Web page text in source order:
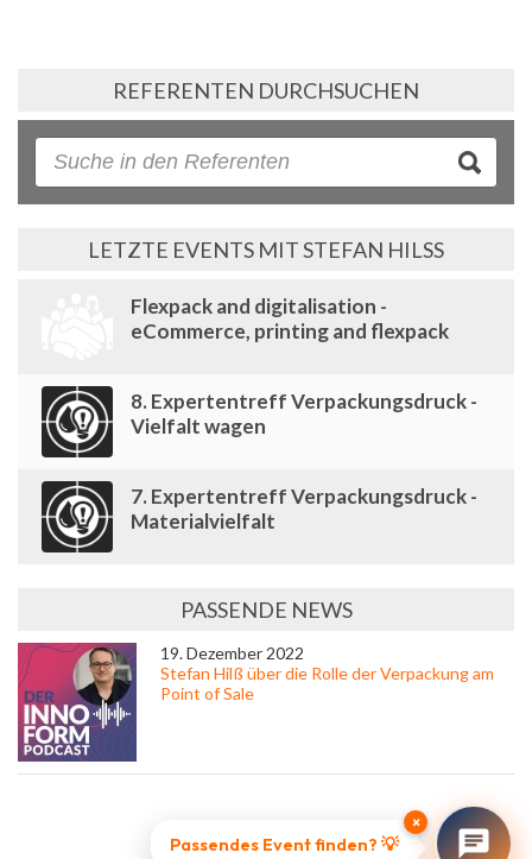
REFERENTEN DURCHSUCHEN
LETZTE EVENTS MIT STEFAN HILSS
Flexpack and digitalisation -
eCommerce, printing and flexpack
8. Expertentreff Verpackungsdruck -
Vielfalt wagen
7. Expertentreff Verpackungsdruck -
Materialvielfalt
PASSENDE NEWS
19. Dezember 2022
Stefan Hilß über die Rolle der Verpackung am
Point of Sale
×
Passendes Event finden? 💡